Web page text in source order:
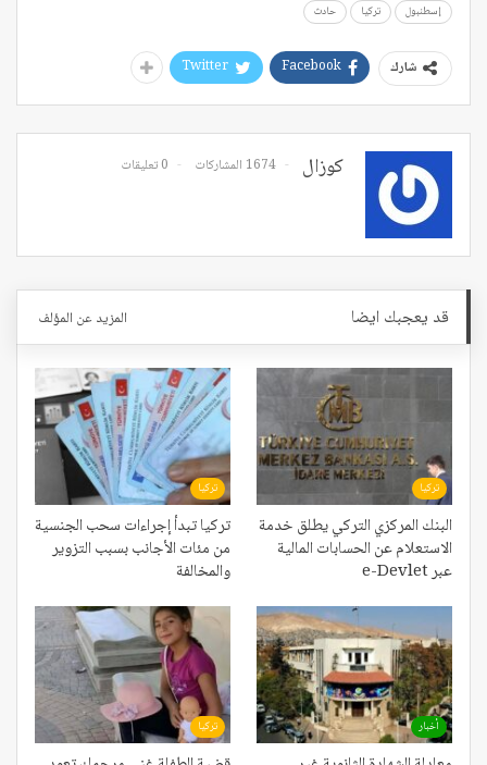
إسطنبول
تركيا حادث
شارك Facebook
Twitter
كوزال 1674 المشاركات 0 تعليقات
قد يعجبك ايضا المزيد عن المؤلف
تركيا
البنك المركزي التركي يطلق خدمة
الاستعلام عن الحسابات المالية
عبر e-Devlet
تركيا
تركيا تبدأ إجراءات سحب الجنسية
من مئات الأجانب بسبب التزوير
والمخالفة
أخبار تركيا